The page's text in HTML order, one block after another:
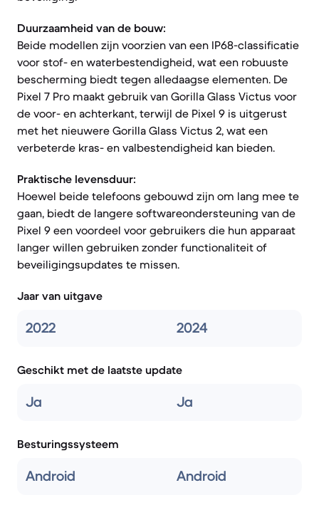
Duurzaamheid van de bouw:
Beide modellen zijn voorzien van een IP68-classificatie
voor stof- en waterbestendigheid, wat een robuuste
bescherming biedt tegen alledaagse elementen. De
Pixel 7 Pro maakt gebruik van Gorilla Glass Victus voor
de voor- en achterkant, terwijl de Pixel 9 is uitgerust
met het nieuwere Gorilla Glass Victus 2, wat een
verbeterde kras- en valbestendigheid kan bieden.
Praktische levensduur:
Hoewel beide telefoons gebouwd zijn om lang mee te
gaan, biedt de langere softwareondersteuning van de
Pixel 9 een voordeel voor gebruikers die hun apparaat
langer willen gebruiken zonder functionaliteit of
beveiligingsupdates te missen.
Jaar van uitgave
2022 2024
Geschikt met de laatste update
Ja Ja
Besturingssysteem
Android Android